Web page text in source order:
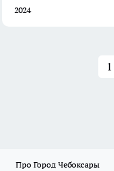
2024
1
Про Город Чебоксары